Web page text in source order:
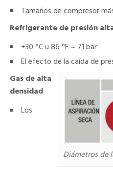
Tamaños de compresor
Refrigerante de presión
+30 °C u 86 °F ~ 71 bar
El efecto de la caída de
Diámetros de
Gas de alta
densidad
Los